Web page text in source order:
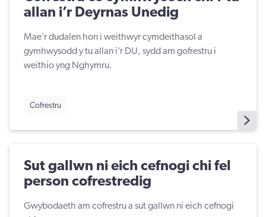
allan i’r Deyrnas Unedig
Mae’r dudalen hon i weithwyr cymdeithasol a
gymhwysodd y tu allan i’r DU, sydd am gofrestru i
weithio yng Nghymru.
Cofrestru
Sut gallwn ni eich cefnogi chi fel
person cofrestredig
Gwybodaeth am cofrestru a sut gallwn ni eich cefnogi